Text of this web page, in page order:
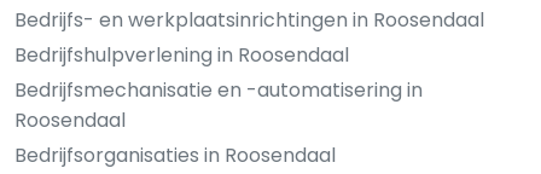
Bedrijfs- en werkplaatsinrichtingen in Roosendaal
Bedrijfshulpverlening in Roosendaal
Bedrijfsmechanisatie en -automatisering in
Roosendaal
Bedrijfsorganisaties in Roosendaal